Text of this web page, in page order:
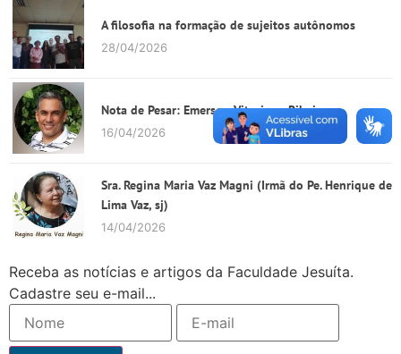
A filosofia na formação de sujeitos autônomos
28/04/2026
Nota de Pesar: Emerson Vitoriano Ribeiro
16/04/2026
Sra. Regina Maria Vaz Magni (Irmã do Pe. Henrique de
Lima Vaz, sj)
14/04/2026
Receba as notícias e artigos da Faculdade Jesuíta.
Cadastre seu e-mail...